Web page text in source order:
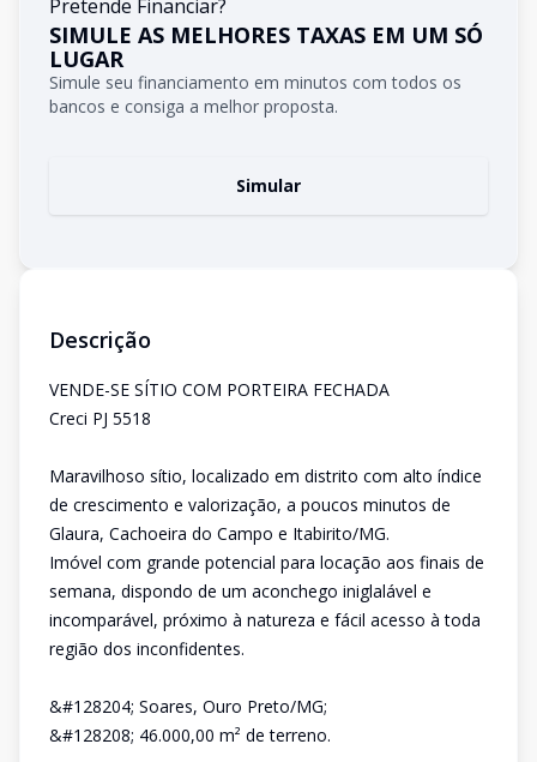
Pretende Financiar?
SIMULE AS MELHORES TAXAS EM UM SÓ
LUGAR
Simule seu financiamento em minutos com todos os
bancos e consiga a melhor proposta.
Simular
Descrição
VENDE-SE SÍTIO COM PORTEIRA FECHADA
Creci PJ 5518
Maravilhoso sítio, localizado em distrito com alto índice
de crescimento e valorização, a poucos minutos de
Glaura, Cachoeira do Campo e Itabirito/MG.
Imóvel com grande potencial para locação aos finais de
semana, dispondo de um aconchego iniglalável e
incomparável, próximo à natureza e fácil acesso à toda
região dos inconfidentes.
&#128204; Soares, Ouro Preto/MG;
&#128208; 46.000,00 m² de terreno.